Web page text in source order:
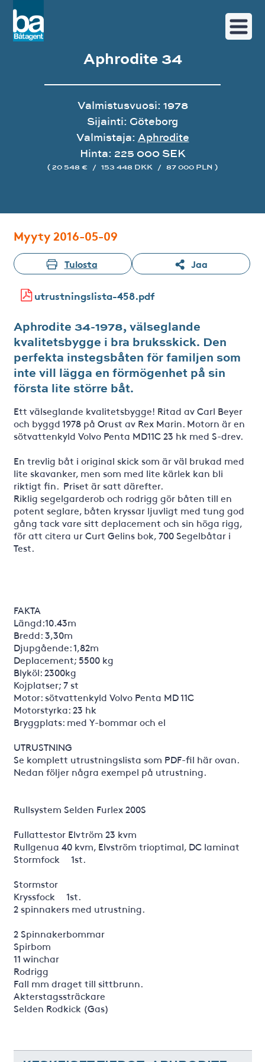
Aphrodite 34
Valmistusvuosi: 1978
Sijainti: Göteborg
Valmistaja: Aphrodite
Hinta: 225 000 SEK
( 20 548 € / 153 448 DKK / 87 000 PLN )
Myyty 2016-05-09
Tulosta Jaa
utrustningslista-458.pdf
Aphrodite 34-1978, välseglande
kvalitetsbygge i bra bruksskick. Den
perfekta instegsbåten för familjen som
inte vill lägga en förmögenhet på sin
första lite större båt.
Ett välseglande kvalitetsbygge! Ritad av Carl Beyer
och byggd 1978 på Orust av Rex Marin. Motorn är en
sötvattenkyld Volvo Penta MD11C 23 hk med S-drev.
En trevlig båt i original skick som är väl brukad med
lite skavanker, men som med lite kärlek kan bli
riktigt fin. Priset är satt därefter.
Riklig segelgarderob och rodrigg gör båten till en
potent seglare, båten kryssar ljuvligt med tung god
gång tack vare sitt deplacement och sin höga rigg,
för att citera ur Curt Gelins bok, 700 Segelbåtar i
Test.
FAKTA
Längd:10.43m
Bredd: 3,30m
Djupgående: 1,82m
Deplacement; 5500 kg
Blyköl: 2300kg
Kojplatser; 7 st
Motor: sötvattenkyld Volvo Penta MD 11C
Motorstyrka: 23 hk
Bryggplats: med Y-bommar och el
UTRUSTNING
Se komplett utrustningslista som PDF-fil här ovan.
Nedan följer några exempel på utrustning.
Rullsystem Selden Furlex 200S
Fullattestor Elvtröm 23 kvm
Rullgenua 40 kvm, Elvström trioptimal, DC laminat
Stormfock 1st.
Stormstor
Kryssfock 1st.
2 spinnakers med utrustning.
2 Spinnakerbommar
Spirbom
11 winchar
Rodrigg
Fall mm draget till sittbrunn.
Akterstagssträckare
Selden Rodkick (Gas)